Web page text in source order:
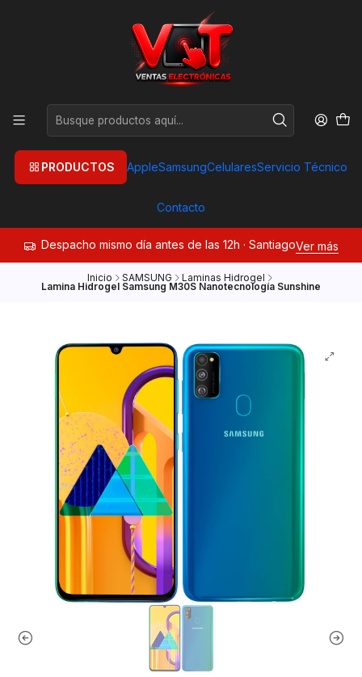
PRODUCTOS AppleSamsungCelularesServicio Técnico
Contacto
Despacho mismo día antes de las 12h · SantiagoVer más
Inicio SAMSUNG Laminas Hidrogel
Lamina Hidrogel Samsung M30S Nanotecnología Sunshine